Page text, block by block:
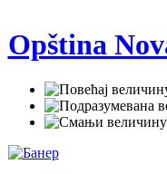
Opština